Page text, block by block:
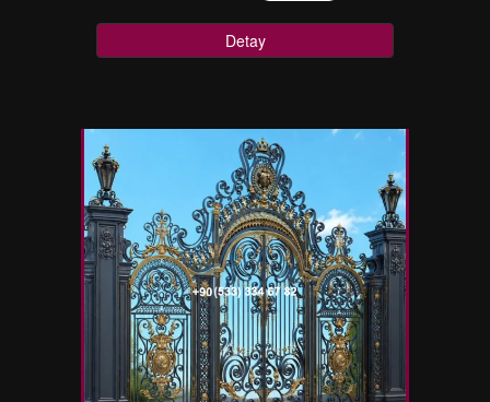
Detay